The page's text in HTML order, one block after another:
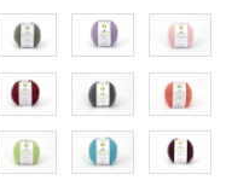
DM3880118DM3880136
DM3880055DM3880102
DM3880138DM3880187